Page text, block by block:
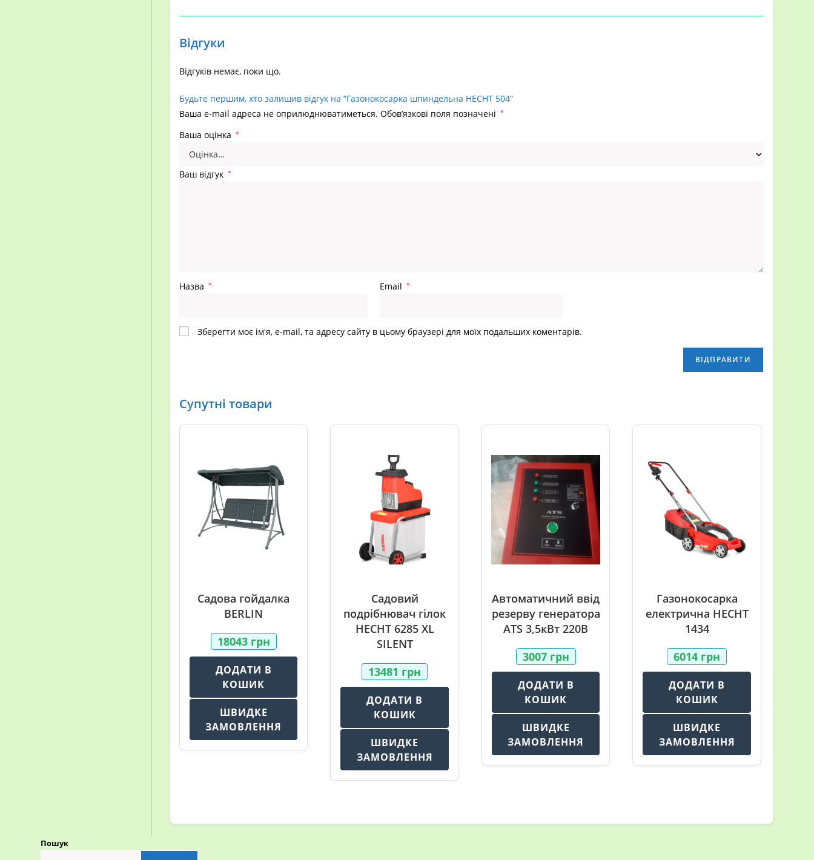
Відгуки
Відгуків немає, поки що.
Будьте першим, хто залишив відгук на “Газонокосарка шпиндельна HECHT 504”
Ваша e-mail адреса не оприлюднюватиметься. Обов’язкові поля позначені *
Ваша оцінка *
Ваш відгук *
Назва * Email *
Зберегти моє ім'я, e-mail, та адресу сайту в цьому браузері для моїх подальших коментарів.
Супутні товари
Садова гойдалка
BERLIN
18043 грн
ДОДАТИ В
КОШИК
ШВИДКЕ
ЗАМОВЛЕННЯ
Садовий
подрібнювач гілок
HECHT 6285 XL
SILENT
13481 грн
ДОДАТИ В
КОШИК
ШВИДКЕ
ЗАМОВЛЕННЯ
Автоматичний ввід
резерву генератора
ATS 3,5кВт 220В
3007 грн
ДОДАТИ В
КОШИК
ШВИДКЕ
ЗАМОВЛЕННЯ
Газонокосарка
електрична HECHT
1434
6014 грн
ДОДАТИ В
КОШИК
ШВИДКЕ
ЗАМОВЛЕННЯ
Пошук